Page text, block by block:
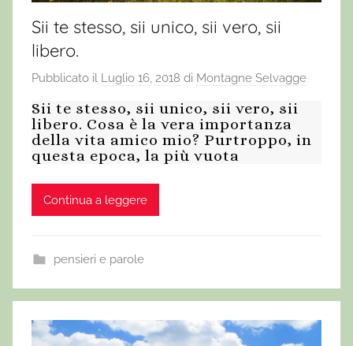
Sii te stesso, sii unico, sii vero, sii
libero.
Pubblicato il Luglio 16, 2018 di Montagne Selvagge
Sii te stesso, sii unico, sii vero, sii
libero. Cosa è la vera importanza
della vita amico mio? Purtroppo, in
questa epoca, la più vuota
Continua a leggere
pensieri e parole